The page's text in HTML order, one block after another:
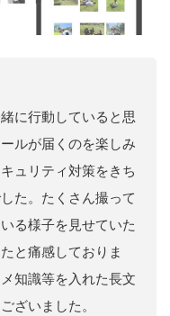
に行動していると思
ルが届くのを楽しみ
ュリティ対策をきち
た。たくさん撮って
る様子を見せていた
と痛感しておりま
知識等を入れた長文
ざいました。